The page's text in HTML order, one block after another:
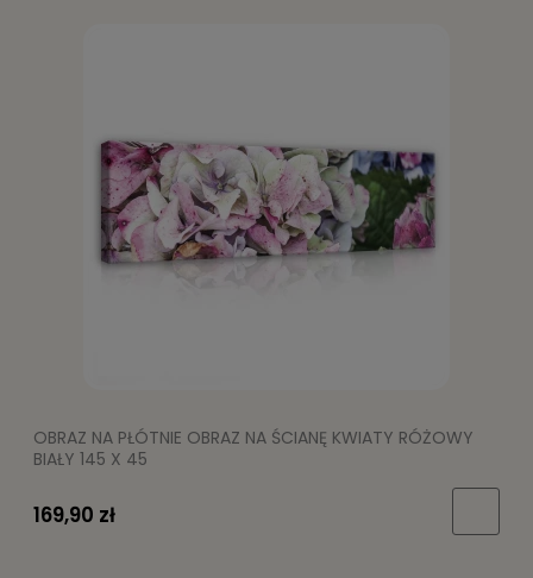
OBRAZ NA PŁÓTNIE OBRAZ NA ŚCIANĘ KWIATY RÓŻOWY
BIAŁY 145 X 45
169,90 zł